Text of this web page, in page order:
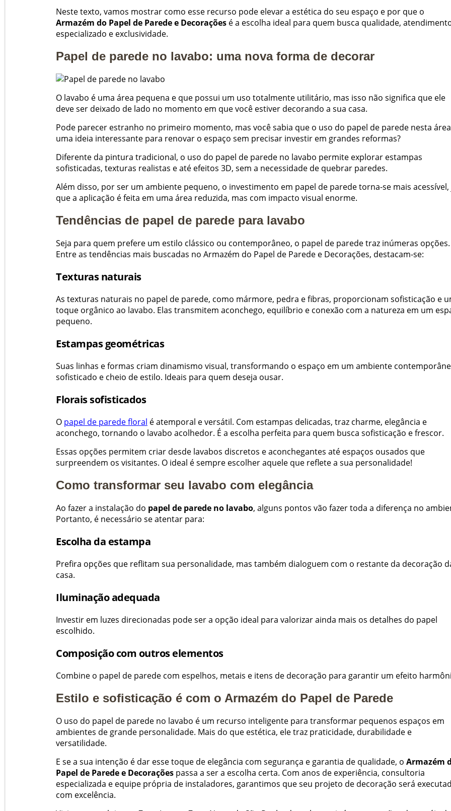
Neste texto, vamos mostrar como esse recurso pode elevar a estética do seu espaço e por que o
Armazém do Papel de Parede e Decorações é a escolha ideal para quem busca qualidade,
especializado e exclusividade.
Papel de parede no lavabo: uma nova forma de decorar
O lavabo é uma área pequena e que possui um uso totalmente utilitário, mas isso não significa que ele
deve ser deixado de lado no momento em que você estiver decorando a sua casa.
Pode parecer estranho no primeiro momento, mas você sabia que o uso do papel de parede nesta
uma ideia interessante para renovar o espaço sem precisar investir em grandes reformas?
Diferente da pintura tradicional, o uso do papel de parede no lavabo permite explorar estampas
sofisticadas, texturas realistas e até efeitos 3D, sem a necessidade de quebrar paredes.
Além disso, por ser um ambiente pequeno, o investimento em papel de parede torna-se mais acessível,
que a aplicação é feita em uma área reduzida, mas com impacto visual enorme.
Tendências de papel de parede para lavabo
Seja para quem prefere um estilo clássico ou contemporâneo, o papel de parede traz inúmeras opções.
Entre as tendências mais buscadas no Armazém do Papel de Parede e Decorações, destacam-se:
Texturas naturais
As texturas naturais no papel de parede, como mármore, pedra e fibras, proporcionam sofisticação e
toque orgânico ao lavabo. Elas transmitem aconchego, equilíbrio e conexão com a natureza em um
pequeno.
Estampas geométricas
Suas linhas e formas criam dinamismo visual, transformando o espaço em um ambiente
sofisticado e cheio de estilo. Ideais para quem deseja ousar.
Florais sofisticados
O papel de parede floral é atemporal e versátil. Com estampas delicadas, traz charme, elegância e
aconchego, tornando o lavabo acolhedor. É a escolha perfeita para quem busca sofisticação e frescor.
Essas opções permitem criar desde lavabos discretos e aconchegantes até espaços ousados que
surpreendem os visitantes. O ideal é sempre escolher aquele que reflete a sua personalidade!
Como transformar seu lavabo com elegância
Ao fazer a instalação do papel de parede no lavabo, alguns pontos vão fazer toda a diferença no
Portanto, é necessário se atentar para:
Escolha da estampa
Prefira opções que reflitam sua personalidade, mas também dialoguem com o restante da decoração
casa.
Iluminação adequada
Investir em luzes direcionadas pode ser a opção ideal para valorizar ainda mais os detalhes do papel
escolhido.
Composição com outros elementos
Combine o papel de parede com espelhos, metais e itens de decoração para garantir um efeito
Estilo e sofisticação é com o Armazém do Papel de Parede
O uso do papel de parede no lavabo é um recurso inteligente para transformar pequenos espaços em
ambientes de grande personalidade. Mais do que estética, ele traz praticidade, durabilidade e
versatilidade.
E se a sua intenção é dar esse toque de elegância com segurança e garantia de qualidade, o Armazém
Papel de Parede e Decorações passa a ser a escolha certa. Com anos de experiência, consultoria
especializada e equipe própria de instaladores, garantimos que seu projeto de decoração será
com excelência.